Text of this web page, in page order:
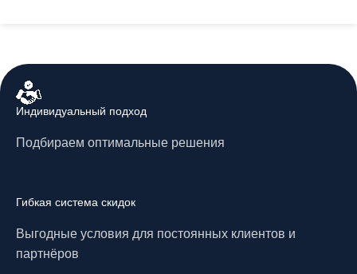
Индивидуальный подход
Подбираем оптимальные решения
Гибкая система скидок
Выгодные условия для постоянных клиентов и
партнёров